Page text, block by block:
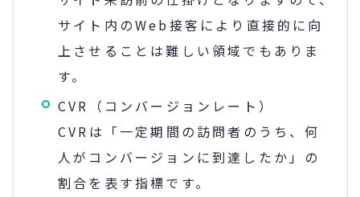
サイト内のWeb接客により直接的に向
上させることは難しい領域でもありま
す。
CVR（コンバージョンレート）
CVRは「一定期間の訪問者のうち、何
人がコンバージョンに到達したか」の
割合を表す指標です。